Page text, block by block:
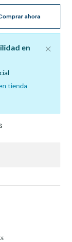
ahora
en
tienda